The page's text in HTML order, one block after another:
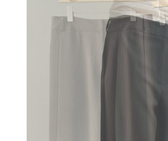
ACC&SHOE